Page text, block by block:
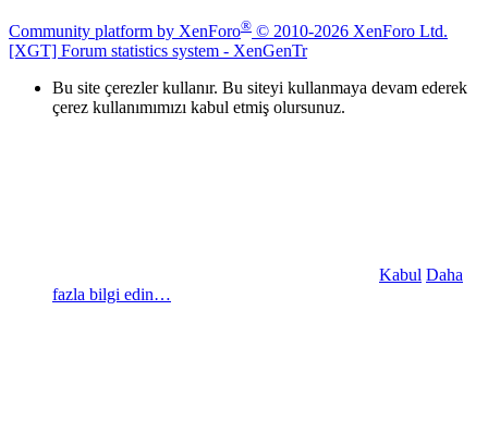
Community platform by XenForo® © 2010-2026 XenForo Ltd.
[XGT] Forum statistics system - XenGenTr
Bu site çerezler kullanır. Bu siteyi kullanmaya devam ederek
çerez kullanımımızı kabul etmiş olursunuz.
Kabul Daha
fazla bilgi edin…